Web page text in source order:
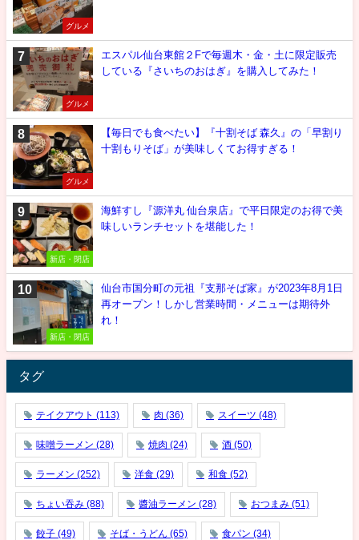
グルメ
グルメ
エスパル仙台東館２Fで毎週木・金・土に限定販売
している『さいちのおはぎ』を購入してみた！
グルメ
【毎日でも食べたい】『十割そば 森久』の「早割り
十割もりそば」が美味しくてお得すぎる！
新店・閉店
海鮮すし『源洋丸 仙台泉店』で平日限定のお得で美
味しいランチセットを堪能した！
新店・閉店
仙台市国分町の元祖『支那そば家』が2023年8月1日
再オープン！しかし営業時間・メニューは期待外
れ！
タグ
テイクアウト (113) 肉 (36) スイーツ (48)
味噌ラーメン (28) 焼肉 (24) 酒 (50)
ラーメン (252) 洋食 (29) 和食 (52)
ちょい吞み (88) 醬油ラーメン (28) おつまみ (51)
餃子 (49) そば・うどん (65) 食パン (34)